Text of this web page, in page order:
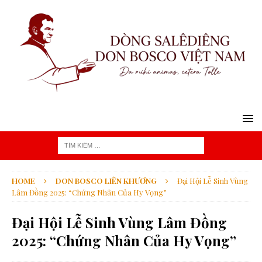
HOME DON BOSCO LIÊN KHƯƠNG
Đại Hội Lễ Sinh Vùng
Lâm Đồng 2025: “Chứng Nhân Của Hy Vọng”
Đại Hội Lễ Sinh Vùng Lâm Đồng
2025: “Chứng Nhân Của Hy Vọng”